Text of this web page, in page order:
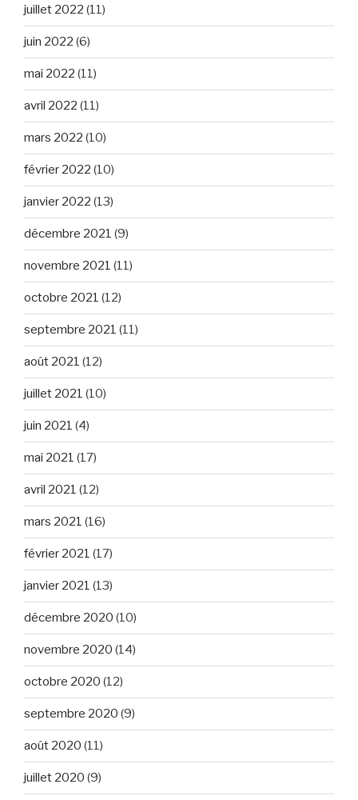
juillet 2022 (11)
juin 2022 (6)
mai 2022 (11)
avril 2022 (11)
mars 2022 (10)
février 2022 (10)
janvier 2022 (13)
décembre 2021 (9)
novembre 2021 (11)
octobre 2021 (12)
septembre 2021 (11)
août 2021 (12)
juillet 2021 (10)
juin 2021 (4)
mai 2021 (17)
avril 2021 (12)
mars 2021 (16)
février 2021 (17)
janvier 2021 (13)
décembre 2020 (10)
novembre 2020 (14)
octobre 2020 (12)
septembre 2020 (9)
août 2020 (11)
juillet 2020 (9)